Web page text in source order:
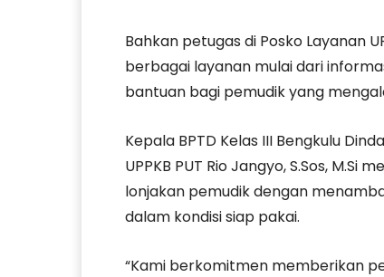
Bahkan petugas di Posko Layanan
berbagai layanan mulai dari
bantuan bagi pemudik yang
Kepala BPTD Kelas III Bengkulu
UPPKB PUT Rio Jangyo, S.Sos,
lonjakan pemudik dengan
dalam kondisi siap pakai.
“Kami berkomitmen memberikan